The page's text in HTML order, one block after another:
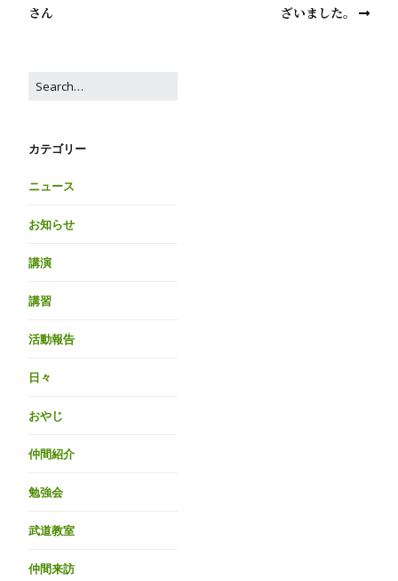
さん
ざいました。
カテゴリー
ニュース
お知らせ
講演
講習
活動報告
日々
おやじ
仲間紹介
勉強会
武道教室
仲間来訪